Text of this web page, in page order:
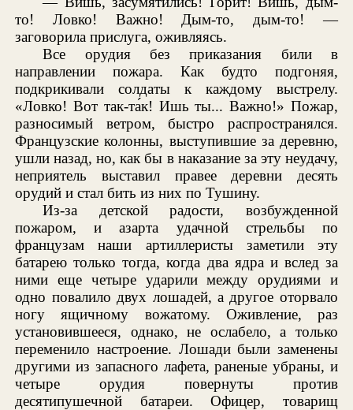
то! Ловко! Важно! Дым-то, дым-то! —
заговорила прислуга, оживляясь.
Все орудия без приказания били в
направлении пожара. Как будто подгоняя,
подкрикивали солдаты к каждому выстрелу.
«Ловко! Вот так-та́к! Ишь ты... Важно!» Пожар,
разносимый ветром, быстро распространялся.
Французские колонны, выступившие за деревню,
ушли назад, но, как бы в наказание за эту неудачу,
неприятель выставил правее деревни десять
орудий и стал бить из них по Тушину.
Из-за детской радости, возбужденной
пожаром, и азарта удачной стрельбы по
французам наши артиллеристы заметили эту
батарею только тогда, когда два ядра и вслед за
ними еще четыре ударили между орудиями и
одно повалило двух лошадей, а другое оторвало
ногу ящичному вожатому. Оживление, раз
установившееся, однако, не ослабело, а только
переменило настроение. Лошади были заменены
другими из запасного лафета, раненые убраны, и
четыре орудия повернуты против
десятипушечной батареи. Офицер, товарищ